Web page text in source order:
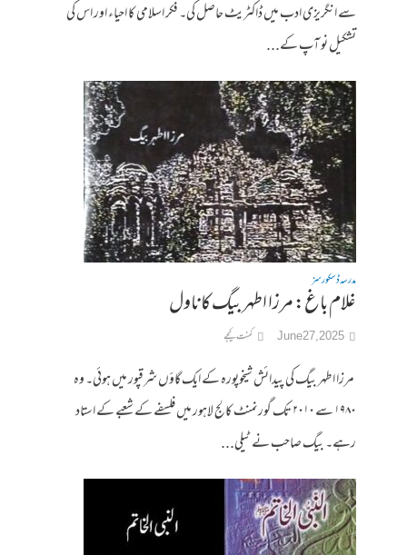
سے انگریزی ادب میں ڈاکٹریٹ حاصل کی۔ فکر اسلامی کا احیاء اور اس کی
تشکیل نو آپ کے...
مدرسہ ڈسکورسز
غلام باغ: مرزا اطہر بیگ کا ناول
June 27, 2025 کمنت کیجے
مرزا اطہر بیگ کی پیدائش شیخوپورہ کے ایک گاؤں شرقپور میں ہوئی۔ وہ
۱۹۸۰ سے ۲۰۱۰ تک گورنمنٹ کالج لاہور میں فلسفے کے شعبے کے استاد
رہے۔ بیگ صاحب نے ٹیلی...